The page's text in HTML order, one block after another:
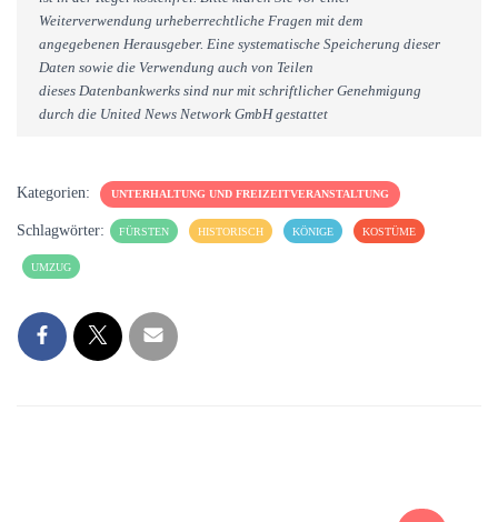
Weiterverwendung urheberrechtliche Fragen mit dem
angegebenen Herausgeber. Eine systematische Speicherung dieser
Daten sowie die Verwendung auch von Teilen
dieses Datenbankwerks sind nur mit schriftlicher Genehmigung
durch die United News Network GmbH gestattet
Kategorien: UNTERHALTUNG UND FREIZEITVERANSTALTUNG
Schlagwörter: FÜRSTEN HISTORISCH KÖNIGE KOSTÜME
UMZUG